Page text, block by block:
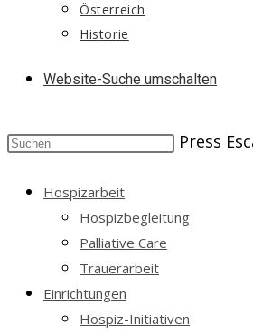
Österreich
Historie
Website-Suche umschalten
Press
Hospizarbeit
Hospizbegleitung
Palliative Care
Trauerarbeit
Einrichtungen
Hospiz-Initiativen